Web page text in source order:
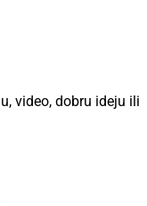
video, dobru ideju ili